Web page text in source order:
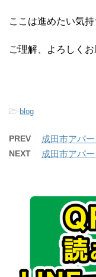
ここは進めたい気
ご理解、よろしく
-blog
PREV 成田市アパー
NEXT 成田市アパー